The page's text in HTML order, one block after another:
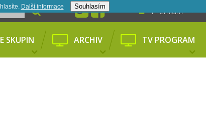
Další informace­ Souhlasím Premium
SKUPIN ARCHIV TV PROGRAM